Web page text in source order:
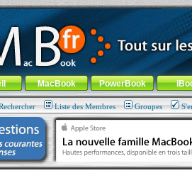
100% nomade !
au menu général-Aller au menu de
MacBook PowerBook
Liste des Membres Groupes